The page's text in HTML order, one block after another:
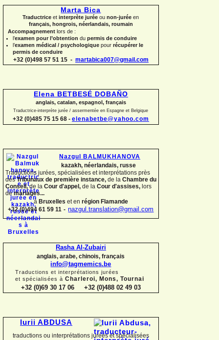
Marta Bica
Traductriceet interprète jurée ounon-juréeen
français, hongrois, néerlandais, roumain
Accompagnement lors de :
l’examen pour l’obtention du permis de conduire
l’examen médical / psychologique pour récupérer le
permis de conduire
+32 (0)498 57 51 15 - martabica007@gmail.com
Elena BETBESÉ DOBAÑO
anglais, catalan, espagnol, français
Traductrice-interprète jurée / assermentée en Espagne et Belgique
+32 (0)485 75 15 68 - elenabetbe@yahoo.com
Nazgul BALMUKHANOVA
kazakh, néerlandais, russe
Traductions jurées, spécialisées et interprétations près
desTribunaux de première instance, de la Chambre du
Conseil,de la Cour d'appel, de la Cour d'assises, lors
demariages...
à Bruxelles et en région Flamande
+32 (0)494 61 59 11 - nazgul.translation@gmail.com
Rasha Al-Zubairi
anglais, arabe, chinois, français
info@tagmemics.be
Traductions et interprétations jurées
et spécialisées à Charleroi, Mons, Tournai
+32 (0)69 30 17 06 +32 (0)488 02 49 03
Iurii ABDUSA
traductions ou interprétations jurées et spécialisées